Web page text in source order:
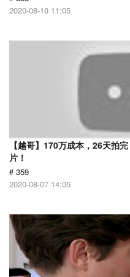
2020-08-10 11:05
【越哥】170万成本，26天拍
片！
# 359
2020-08-07 14:05